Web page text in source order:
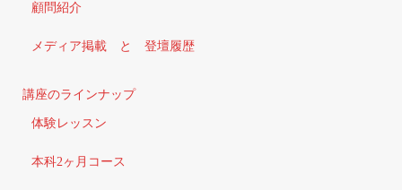
顧問紹介
メディア掲載 と 登壇履歴
講座のラインナップ
体験レッスン
本科2ヶ月コース